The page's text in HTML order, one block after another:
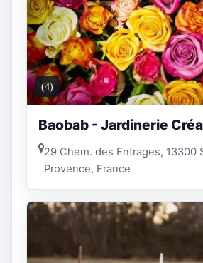
(4)
Baobab - Jardinerie
29 Chem. des Entrages, 13300
Provence, France